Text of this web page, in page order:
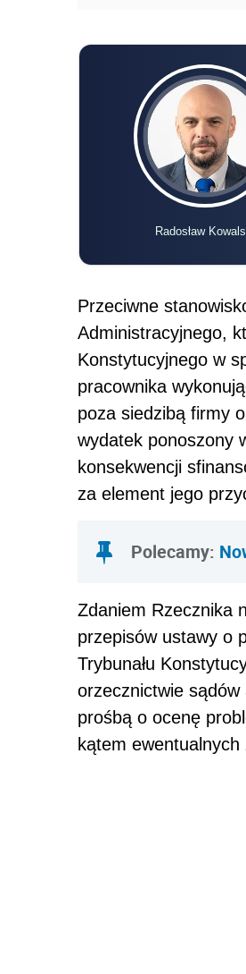
Radosław
Przeciwne
Administracyjnego,
Konstytucyjnego w
pracownika
poza siedzibą firmy
wydatek ponoszony
konsekwencji
za element jego
Polecamy:
Zdaniem Rzecznika
przepisów ustawy o
Trybunału
orzecznictwie
prośbą o ocenę
kątem